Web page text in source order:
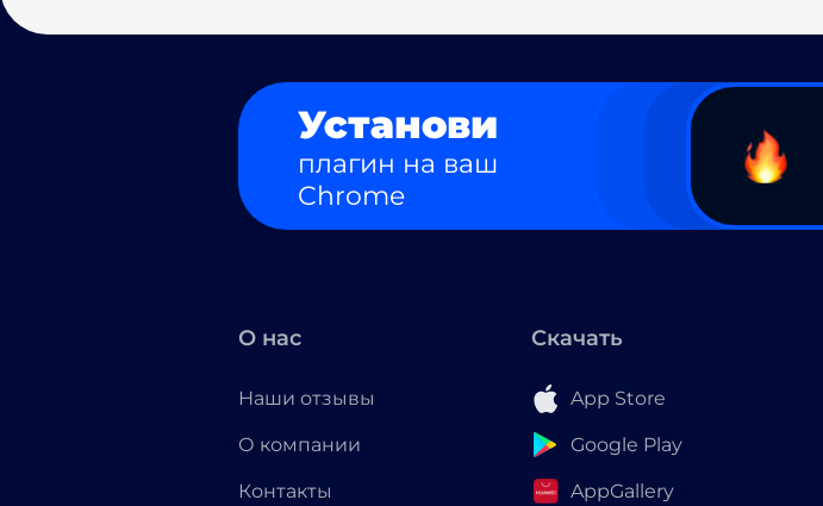
Установи
плагин на ваш
Chrome
О нас
Наши отзывы
О компании
Контакты
Скачать
App Store
Google Play
AppGallery